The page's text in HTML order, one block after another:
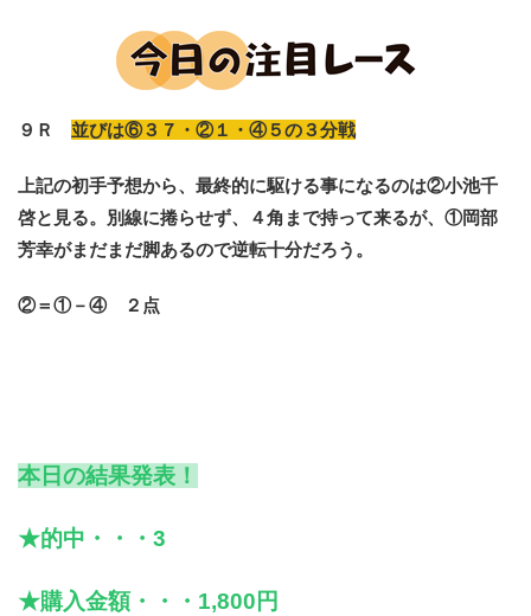
９Ｒ 並びは⑥３７・②１・④５の３分戦
上記の初手予想から、最終的に駆ける事になるのは②小池千
啓と見る。別線に捲らせず、４角まで持って来るが、①岡部
芳幸がまだまだ脚あるので逆転十分だろう。
②＝①－④ ２点
本日の結果発表！
★的中・・・3
★購入金額・・・1,800円